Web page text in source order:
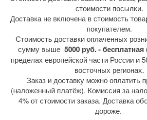
стоимости посылки.
Доставка не включена в стоимость
покупателем.
Стоимость доставки оплаченных
сумму выше 5000 руб. -
пределах европейской части России и
восточных регионах.
Заказ и доставку можно оплатить
(наложенный платёж). Комиссия за
4% от стоимости заказа. Доставка
дороже.